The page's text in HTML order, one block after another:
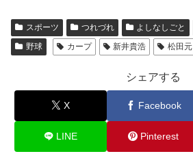
c
e
b
k
tt
er
ail e
スポーツ つれづれ よしなしごと
野球
カープ 新井貴浩 松田元
シェアする
X Facebook
LINE Pinterest